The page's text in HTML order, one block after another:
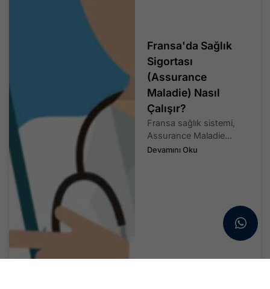
Fransa'da Sağlık
Sigortası
(Assurance
Maladie) Nasıl
Çalışır?
Fransa sağlık sistemi,
Assurance Maladie...
Devamını Oku